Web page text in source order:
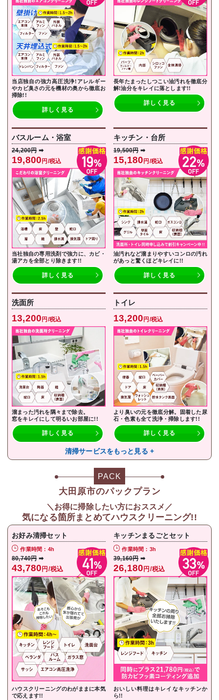
当店独自の強力高圧洗浄!アレルギー
やカビ臭さの元を機材の奥から徹底お
掃除!!
詳しく見る
長年たまったしつこい油汚れを徹底分
解!油分をキレイに落とし ます!!
詳しく見る
バスルーム・浴室
24,200円 ➡
19,800 円/税込
当社独自の専用洗剤で強力に、カビ・
湯アカを全部とり除きます!!
詳しく見る
キッチン・台所
19,500円 ➡
15,180 円/税込
油汚れなど溜まりやすいコンロの汚れ
があっと驚くほどキレイに!!
詳しく見る
洗面所
13,200円/税込
溜まった汚れを隅々まで除去。
窓をキレイにして明るいお部屋に!!
詳しく見る
トイレ
13,200円/税込
より臭いの元を徹底分解。固着した尿
石・色素も全て洗浄・掃除します!!
詳しく見る
清掃サービスをもっと見る +
PACK
大田原市のパックプラン
＼お得に掃除したい方におススメ／
気になる箇所まとめてハウスクリーニング!!
お好み清掃セット
作業時間：4h
80,740円 ➡
43,780 円/税込
ハウスクリーニングのわがままに本気
で応えます!!
キッチンまるごとセット
作業時間：3h
39,160円 ➡
26,180 円/税込
おいしい料理はキレイなキッチンか
ら!!